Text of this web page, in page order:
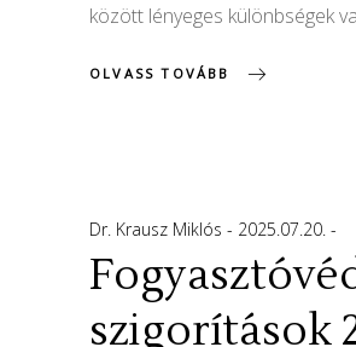
között lényeges különbségek
OLVASS TOVÁBB
Dr. Krausz Miklós 2025.07.20.
szigorítások